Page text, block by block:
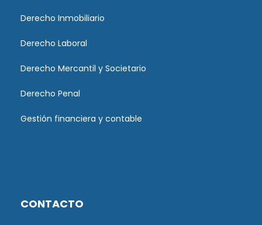
Derecho Inmobiliario
Derecho Laboral
Derecho Mercantil y Societario
Derecho Penal
Gestión financiera y contable
CONTACTO